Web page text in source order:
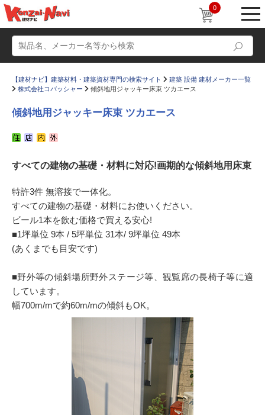
0
かたなび コラム
すまいリング
Q＆A 販売・施工代理店募集
お気に入り
【建材ナビ】建築材料・建築資材専門の検索サイト
建築 設備 建材メーカー一覧
株式会社コバッシャー
傾斜地用ジャッキー床束 ツカエース
傾斜地用ジャッキー床束 ツカエース
すべての建物の基礎・材料に対応!画期的な傾斜地用床束
特許3件 無溶接で一体化。
すべての建物の基礎・材料にお使いください。
ビール1本を飲む価格で買える安心!
■1坪単位 9本 / 5坪単位 31本/ 9坪単位 49本
(あくまでも目安です)
■野外等の傾斜場所野外ステージ等、観覧席の長椅子等に適
しています。
幅700m/mで約60m/mの傾斜もOK。